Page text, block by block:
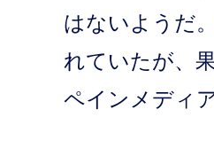
はないようだ
れていたが、
ペインメディ